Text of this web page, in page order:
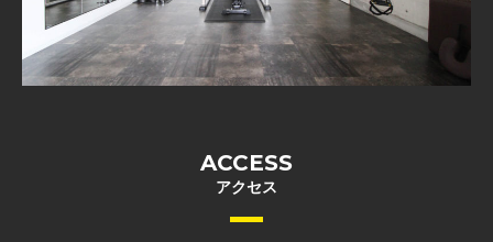
ACCESS
アクセス